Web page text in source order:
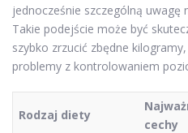
jednocześnie szczególną uwagę
Takie podejście może być
szybko zrzucić zbędne
problemy z kontrolowaniem
Rodzaj diety
cechy